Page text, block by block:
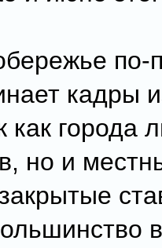
по-
кадры
как города
но и